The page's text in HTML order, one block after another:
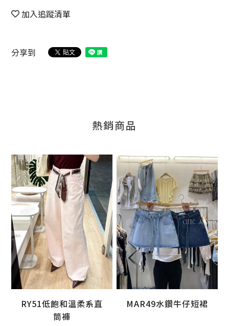
加入追蹤清單
分享到
熱銷商品
加入購物車
RY51低飽和溫柔系直
筒褲
MAR49水鑽牛仔短裙